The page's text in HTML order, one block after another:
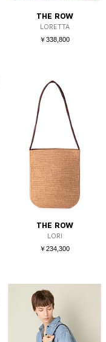
THE ROW
LORETTA
￥338,800
THE ROW
LORI
￥234,300